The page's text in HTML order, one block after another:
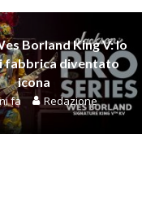
Borland King V: lo
fabbrica diventato
icona
fa Redazione